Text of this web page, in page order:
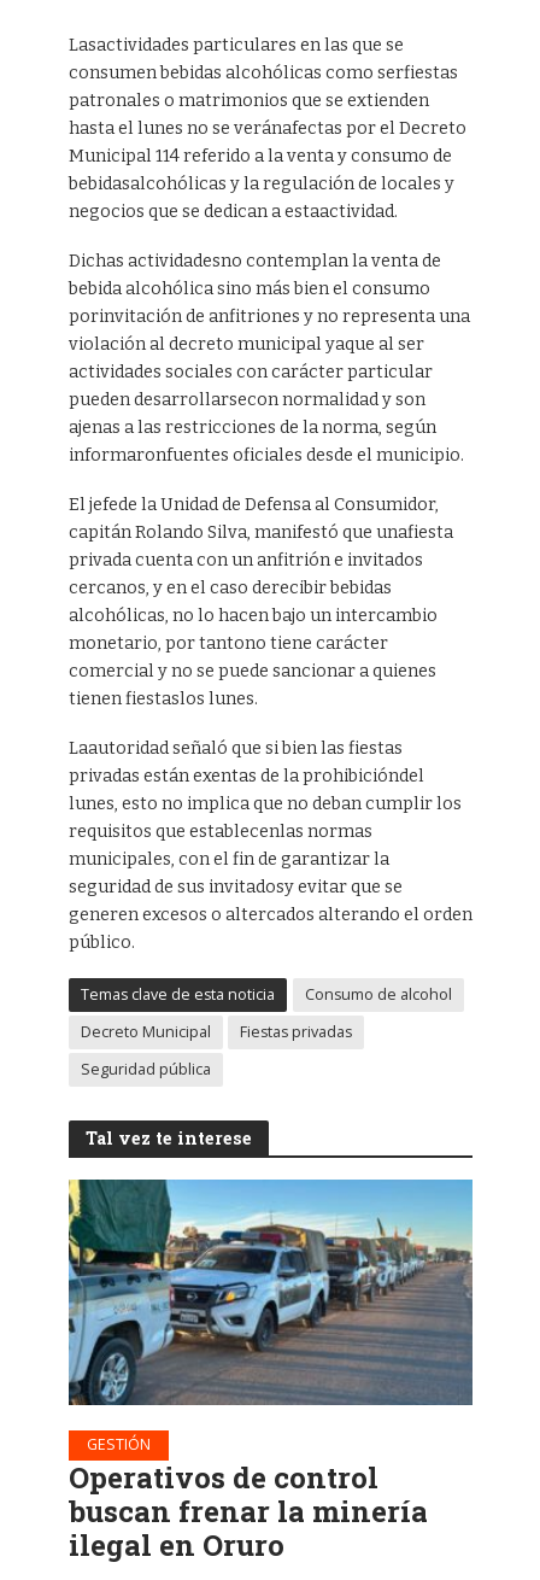
Lasactividades particulares en las que se
consumen bebidas alcohólicas como serfiestas
patronales o matrimonios que se extienden
hasta el lunes no se veránafectas por el Decreto
Municipal 114 referido a la venta y consumo de
bebidasalcohólicas y la regulación de locales y
negocios que se dedican a estaactividad.
Dichas actividadesno contemplan la venta de
bebida alcohólica sino más bien el consumo
porinvitación de anfitriones y no representa una
violación al decreto municipal yaque al ser
actividades sociales con carácter particular
pueden desarrollarsecon normalidad y son
ajenas a las restricciones de la norma, según
informaronfuentes oficiales desde el municipio.
El jefede la Unidad de Defensa al Consumidor,
capitán Rolando Silva, manifestó que unafiesta
privada cuenta con un anfitrión e invitados
cercanos, y en el caso derecibir bebidas
alcohólicas, no lo hacen bajo un intercambio
monetario, por tantono tiene carácter
comercial y no se puede sancionar a quienes
tienen fiestaslos lunes.
Laautoridad señaló que si bien las fiestas
privadas están exentas de la prohibicióndel
lunes, esto no implica que no deban cumplir los
requisitos que establecenlas normas
municipales, con el fin de garantizar la
seguridad de sus invitadosy evitar que se
generen excesos o altercados alterando el orden
público.
Temas clave de esta noticia
Consumo de alcohol
Decreto Municipal
Fiestas privadas
Seguridad pública
Tal vez te interese
GESTIÓN
Operativos de control
buscan frenar la minería
ilegal en Oruro